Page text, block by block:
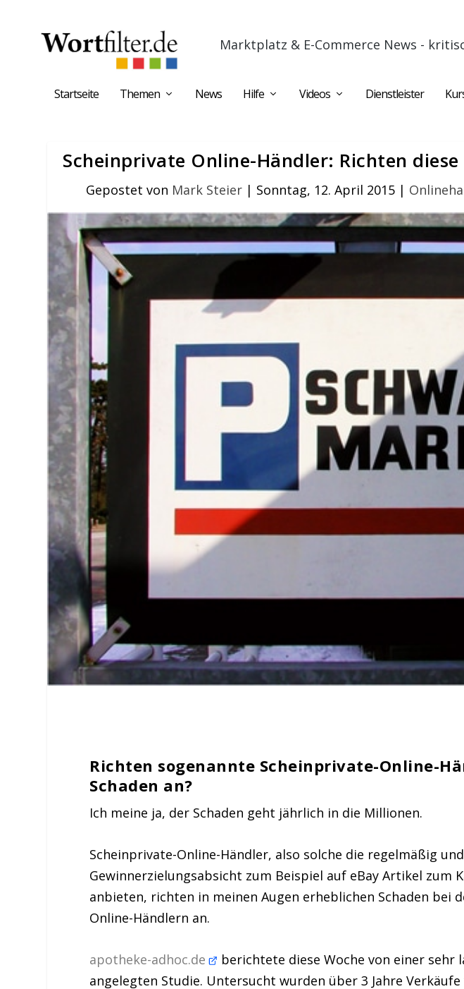
Marktplatz & E-Commerce News -
Startseite Themen News Hilfe Videos Dienstleister
Scheinprivate Online-Händler: Richten
Gepostet von Mark Steier| Sonntag, 12. April 2015|
Richten sogenannte Scheinprivate-Online-
Schaden an?
Ich meine ja, der Schaden geht jährlich in die Millionen.
Scheinprivate-Online-Händler, also solche die regelmäßig
Gewinnerzielungsabsicht zum Beispiel auf eBay Artikel zum
anbieten, richten in meinen Augen erheblichen Schaden bei
Online-Händlern an.
apotheke-adhoc.de
berichtete diese Woche von einer sehr
angelegten Studie. Untersucht wurden über 3 Jahre